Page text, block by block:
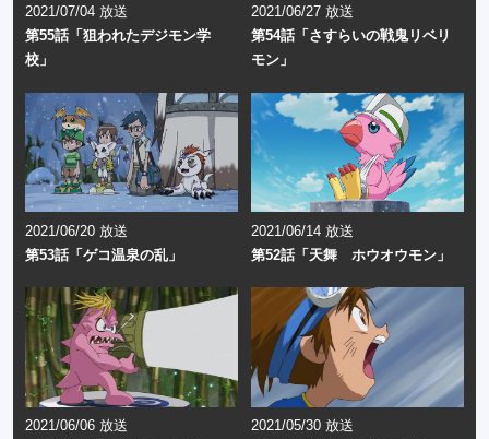
2021/07/04 放送
第55話「狙われたデジモン学
校」
2021/06/27 放送
第54話「さすらいの戦鬼リベリ
モン」
2021/06/20 放送
第53話「ゲコ温泉の乱」
2021/06/14 放送
第52話「天舞 ホウオウモン」
2021/06/06 放送
2021/05/30 放送